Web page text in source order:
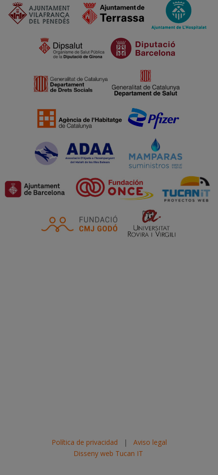
Política de privacidad | Aviso legal
Disseny web Tucan IT